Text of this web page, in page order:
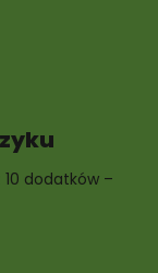
dodatków –